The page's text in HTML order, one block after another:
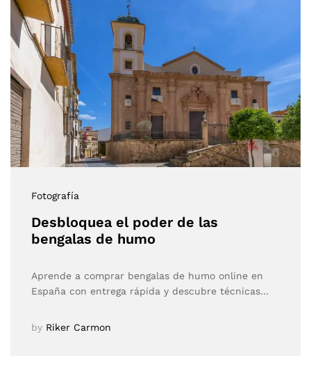
Fotografía
Desbloquea el poder de las
bengalas de humo
Aprende a comprar bengalas de humo online en
España con entrega rápida y descubre técnicas…
by Riker Carmon